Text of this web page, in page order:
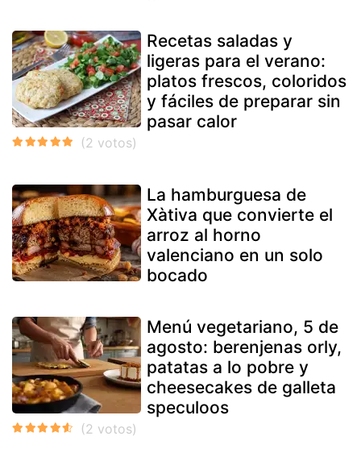
Recetas saladas y
ligeras para el verano:
platos frescos, coloridos
y fáciles de preparar sin
pasar calor
La hamburguesa de
Xàtiva que convierte el
arroz al horno
valenciano en un solo
bocado
Menú vegetariano, 5 de
agosto: berenjenas orly,
patatas a lo pobre y
cheesecakes de galleta
speculoos